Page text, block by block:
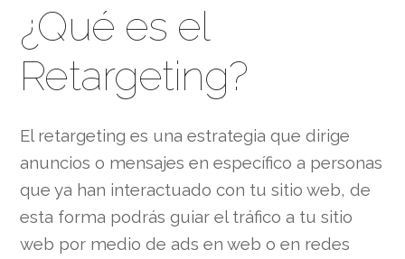
¿Qué es el
Retargeting?
El retargeting es una estrategia que dirige
anuncios o mensajes en específico a personas
que ya han interactuado con tu sitio web, de
esta forma podrás guiar el tráfico a tu sitio
web por medio de ads en web o en redes